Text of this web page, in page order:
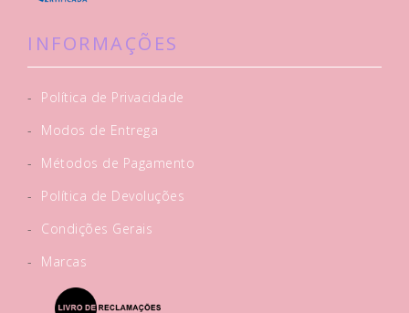
INFORMAÇÕES
-
Política de Privacidade
-
Modos de Entrega
-
Métodos de Pagamento
-
Política de Devoluções
-
Condições Gerais
-
Marcas